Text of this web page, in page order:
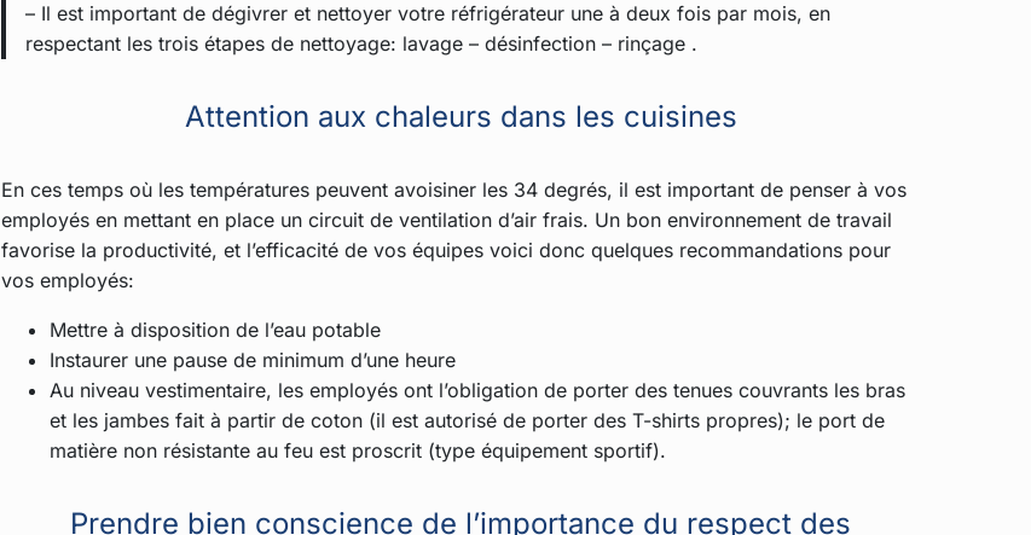
– Il est important de dégivrer et nettoyer votre réfrigérateur une à deux fois par mois, en
respectant les trois étapes de nettoyage: lavage – désinfection – rinçage .
Attention aux chaleurs dans les cuisines
En ces temps où les températures peuvent avoisiner les 34 degrés, il est important de penser à vos
employés en mettant en place un circuit de ventilation d’air frais. Un bon environnement de travail
favorise la productivité, et l’efficacité de vos équipes voici donc quelques recommandations pour
vos employés:
Mettre à disposition de l’eau potable
Instaurer une pause de minimum d’une heure
Au niveau vestimentaire, les employés ont l’obligation de porter des tenues couvrants les bras
et les jambes fait à partir de coton (il est autorisé de porter des T-shirts propres); le port de
matière non résistante au feu est proscrit (type équipement sportif).
Prendre bien conscience de l’importance du respect des